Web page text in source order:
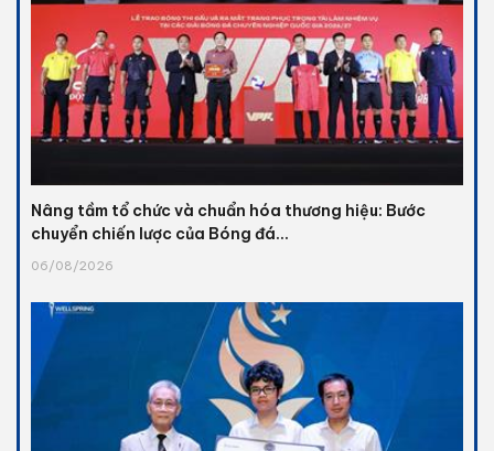
Nâng tầm tổ chức và chuẩn hóa thương hiệu: Bước
chuyển chiến lược của Bóng đá...
06/08/2026